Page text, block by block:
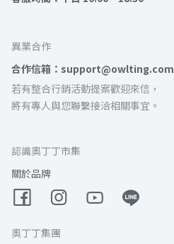
異業合作
合作信箱：support@owlting.com
若有整合行銷活動提案歡迎來信，
將有專人與您聯繫接洽相關事宜。
認識奧丁丁市集
關於品牌
奧丁丁集團